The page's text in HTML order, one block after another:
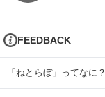
FEEDBACK
「ねとらぼ」ってなに？